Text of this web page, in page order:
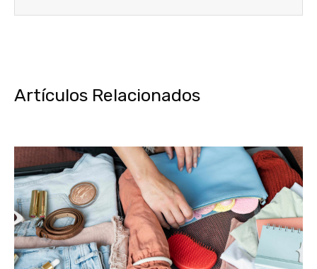
Artículos Relacionados